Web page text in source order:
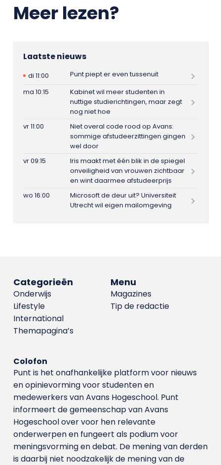
Meer lezen?
Laatste nieuws
di 11:00
Punt piept er even tussenuit
ma 10:15
Kabinet wil meer studenten in
nuttige studierichtingen, maar zegt
nog niet hoe
vr 11:00
Niet overal code rood op Avans:
sommige afstudeerzittingen gingen
wel door
vr 09:15
Iris maakt met één blik in de spiegel
onveiligheid van vrouwen zichtbaar
en wint daarmee afstudeerprijs
wo 16:00
Microsoft de deur uit? Universiteit
Utrecht wil eigen mailomgeving
Menu
Magazines
Tip de redactie
Categorieën
Onderwijs
Lifestyle
International
Themapagina’s
Colofon
Punt is het onafhankelijke platform voor nieuws
en opinievorming voor studenten en
medewerkers van Avans Hoge­school. Punt
informeert de gemeenschap van Avans
Hogeschool over voor hen relevante
onderwerpen en fungeert als podium voor
meningsvorming en debat. De mening van derden
is daarbij niet noodzakelijk de mening van de